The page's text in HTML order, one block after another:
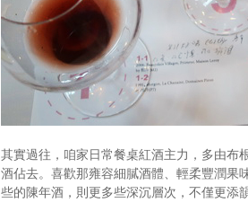
其實過往，咱家日常餐桌紅酒主力，多由
酒佔去。喜歡那雍容細膩酒體、輕柔豐潤果
些的陳年酒，則更多些深沉層次，不僅更添